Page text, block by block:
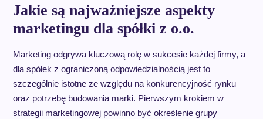
Jakie są najważniejsze aspekty
marketingu dla spółki z o.o.
Marketing odgrywa kluczową rolę w sukcesie każdej firmy, a
dla spółek z ograniczoną odpowiedzialnością jest to
szczególnie istotne ze względu na konkurencyjność rynku
oraz potrzebę budowania marki. Pierwszym krokiem w
strategii marketingowej powinno być określenie grupy